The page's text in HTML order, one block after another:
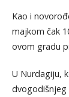
Kao i
majkom čak
ovom gradu
U Nurdagiju,
dvogodišnjeg